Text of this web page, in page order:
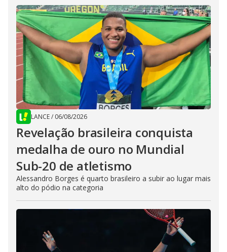
LANCE/ 06/08/2026
Revelação brasileira conquista
medalha de ouro no Mundial
Sub-20 de atletismo
Alessandro Borges é quarto brasileiro a subir ao lugar mais
alto do pódio na categoria